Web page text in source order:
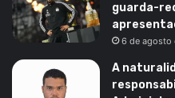
guarda-
6 de agosto
A